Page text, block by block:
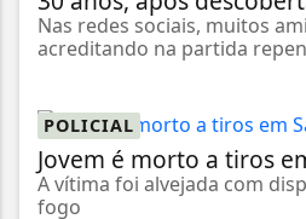
Nas redes sociais, muitos
acreditando na partida
POLICIAL
Jovem é morto a tiros
A vítima foi alvejada com
fogo